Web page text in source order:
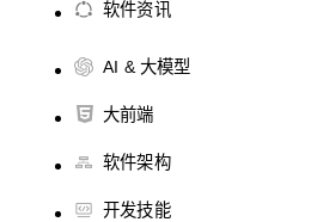
软件资讯
AI & 大模型
大前端
软件架构
开发技能